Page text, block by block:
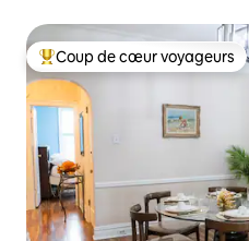
Coups de cœur voyageurs
Coup de cœur voyageurs